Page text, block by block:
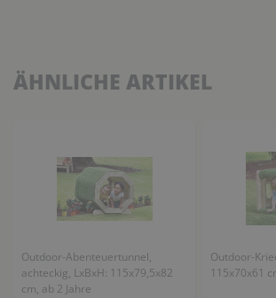
ÄHNLICHE ARTIKEL
Outdoor-Abenteuertunnel,
achteckig, LxBxH: 115x79,5x82
cm, ab 2 Jahre
Outdoor-
115x70x61